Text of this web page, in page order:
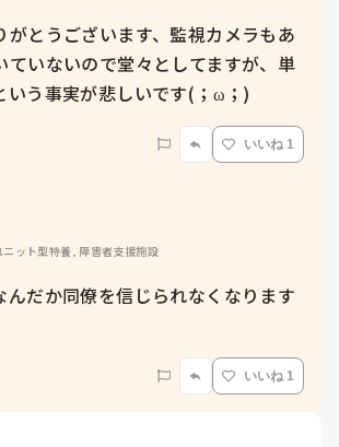
がとうございます、監視カメラもあ
ていないので堂々としてますが、単
いう事実が悲しいです(；ω；)
いいね 1
ット型特養, 障害者支援施設
んだか同僚を信じられなくなります
いいね 1